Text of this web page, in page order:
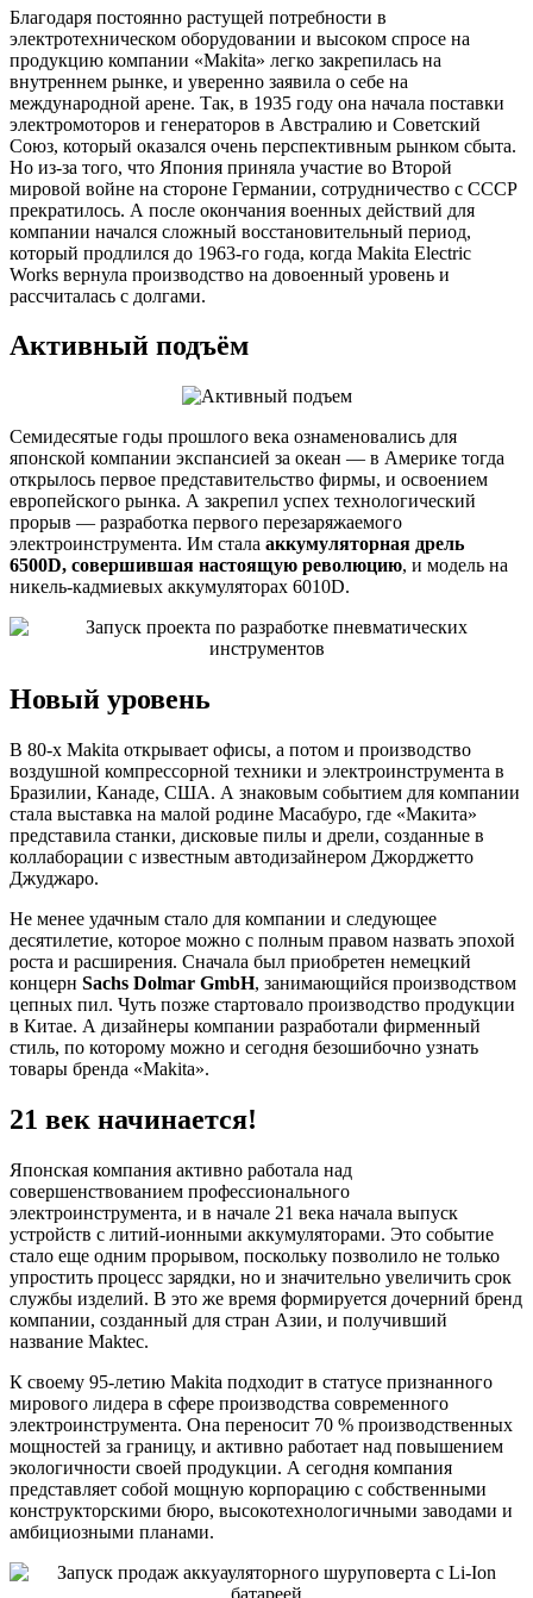
Благодаря постоянно растущей потребности в
электротехническом оборудовании и высоком спросе на
продукцию компании «Makita» легко закрепилась на
внутреннем рынке, и уверенно заявила о себе на
международной арене. Так, в 1935 году она начала поставки
электромоторов и генераторов в Австралию и Советский
Союз, который оказался очень перспективным рынком сбыта.
Но из-за того, что Япония приняла участие во Второй
мировой войне на стороне Германии, сотрудничество с СССР
прекратилось. А после окончания военных действий для
компании начался сложный восстановительный период,
который продлился до 1963-го года, когда Makita Electric
Works вернула производство на довоенный уровень и
рассчиталась с долгами.
Активный подъём
Семидесятые годы прошлого века ознаменовались для
японской компании экспансией за океан — в Америке тогда
открылось первое представительство фирмы, и освоением
европейского рынка. А закрепил успех технологический
прорыв — разработка первого перезаряжаемого
электроинструмента. Им стала аккумуляторная дрель
6500D, совершившая настоящую революцию, и модель на
никель-кадмиевых аккумуляторах 6010D.
Новый уровень
В 80-х Makita открывает офисы, а потом и производство
воздушной компрессорной техники и электроинструмента в
Бразилии, Канаде, США. А знаковым событием для компании
стала выставка на малой родине Масабуро, где «Макита»
представила станки, дисковые пилы и дрели, созданные в
коллаборации с известным автодизайнером Джорджетто
Джуджаро.
Не менее удачным стало для компании и следующее
десятилетие, которое можно с полным правом назвать эпохой
роста и расширения. Сначала был приобретен немецкий
концерн Sachs Dolmar GmbH, занимающийся производством
цепных пил. Чуть позже стартовало производство продукции
в Китае. А дизайнеры компании разработали фирменный
стиль, по которому можно и сегодня безошибочно узнать
товары бренда «Makita».
21 век начинается!
Японская компания активно работала над
совершенствованием профессионального
электроинструмента, и в начале 21 века начала выпуск
устройств с литий-ионными аккумуляторами. Это событие
стало еще одним прорывом, поскольку позволило не только
упростить процесс зарядки, но и значительно увеличить срок
службы изделий. В это же время формируется дочерний бренд
компании, созданный для стран Азии, и получивший
название Maktec.
К своему 95-летию Makita подходит в статусе признанного
мирового лидера в сфере производства современного
электроинструмента. Она переносит 70 % производственных
мощностей за границу, и активно работает над повышением
экологичности своей продукции. А сегодня компания
представляет собой мощную корпорацию с собственными
конструкторскими бюро, высокотехнологичными заводами и
амбициозными планами.